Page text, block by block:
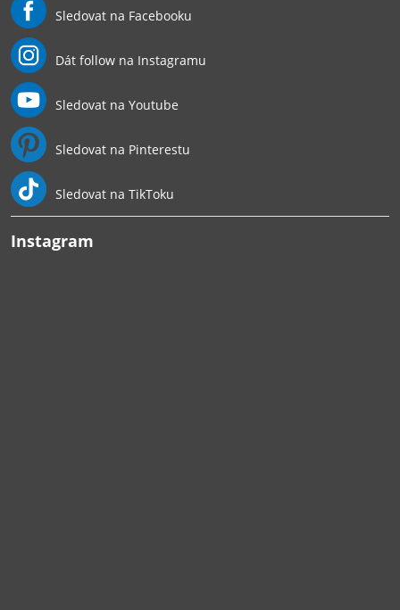
Sledovat na Facebooku
Dát follow na Instagramu
Sledovat na Youtube
Sledovat na Pinterestu
Sledovat na TikToku
Instagram